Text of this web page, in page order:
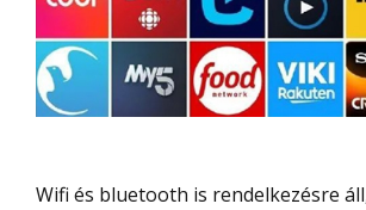
Wifi és bluetooth is rendelkezésre áll, így a vezeték